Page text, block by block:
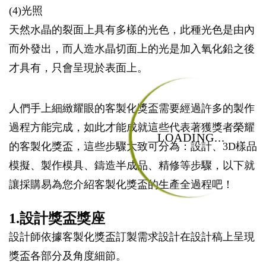
LOADING...
(4)光照
天然水晶的裂面上具有多樣的光色，此種光色是由內
而外發出，而人造水晶切面上的光是加入氧化鉛之後
才具有，只會呈現於表面上。
人們手上細緻耀眼的客製化獎盃需要經過許多的製作
過程方能完成，如此才能成就這些代表著獲獎者榮耀
的客製化獎盃，這些步驟大致可分為：設計、3D樣品
模擬、製作模具、鑄造半成品、精修等步驟，以下就
讓採購易為您介紹客製化獎盃的生產全過程吧！
1.設計獎盃獎座
設計師依據客製化獎盃訂製需求設計在設計稿上呈現
獎盃各部分及角度細節。